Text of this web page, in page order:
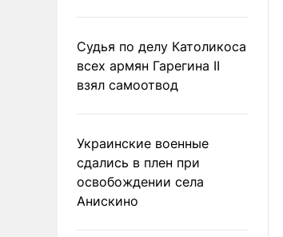
Судья по делу Католикоса
всех армян Гарегина II
взял самоотвод
Украинские военные
сдались в плен при
освобождении села
Анискино